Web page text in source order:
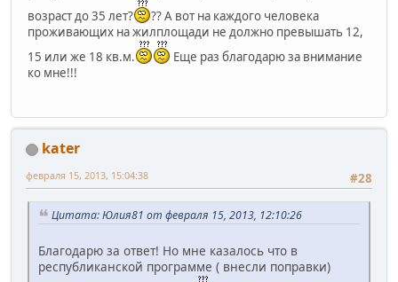
возраст до 35 лет?
?? А вот на каждого человека
проживающих на жилплощади не должно превышать 12,
15 или же 18 кв.м.
Еще раз благодарю за внимание
ко мне!!!
kater
#28
февраля 15, 2013, 15:04:38
Цитата: Юлия81 от февраля 15, 2013, 12:10:26
Благодарю за ответ! Но мне казалось что в
республиканской программе ( внесли поправки)